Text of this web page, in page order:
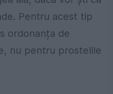
Pentru acest tip
ordonanța de
nu pentru prostelile